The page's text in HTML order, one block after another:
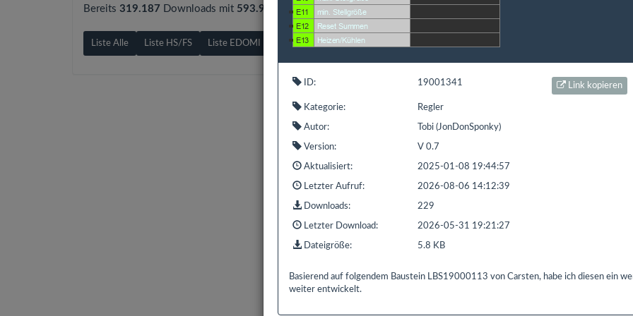
Bereits 319.187 Downloads mit 593.9 GB gezählt seit: 16.02.2016 | Letzter Download: 08.08.2026 14:30:10
Liste Alle Liste HS/FS Liste EDOMI Liste X1/L1 Liste Sonstiges
ID: 19001341 Link kopieren
Kategorie: Regler
Autor: Tobi (JonDonSponky)
Version: V 0.7
Aktualisiert: 2025-01-08 19:44:57
Letzter Aufruf: 2026-08-06 14:12:39
Downloads: 229
Letzter Download: 2026-05-31 19:21:27
Dateigröße: 5.8 KB
Basierend auf folgendem Baustein LBS19000113 von Carsten, habe ich diesen ein
weiter entwickelt.